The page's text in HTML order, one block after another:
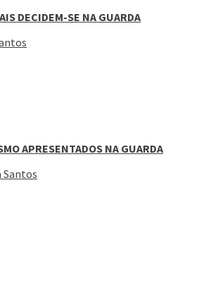
DECIDEM-SE NA GUARDA
APRESENTADOS NA GUARDA
Santos